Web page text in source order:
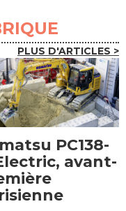
PLUS D'ARTICLES >
PC138-
avant-